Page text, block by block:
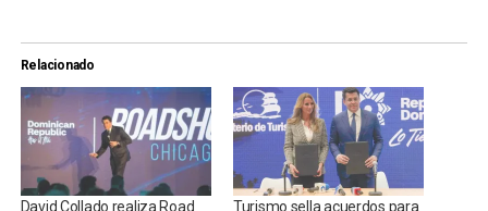
Relacionado
David Collado realiza Road
Turismo sella acuerdos para